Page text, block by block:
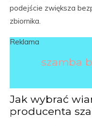
podejście zwiększa
zbiornika.
Reklama
szamba
Jak wybrać
producenta